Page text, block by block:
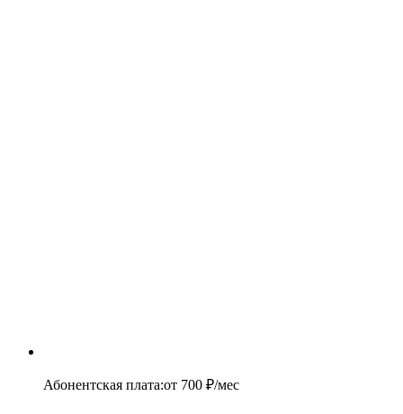
Абонентская плата:от 700 ₽/мес